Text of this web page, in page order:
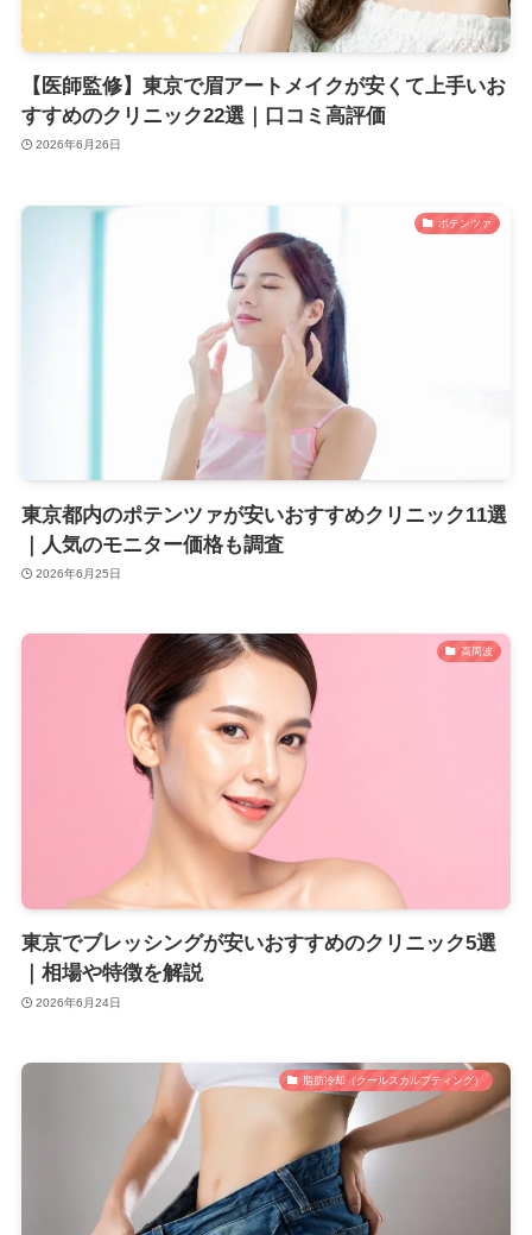
【医師監修】東京で眉アートメイクが安くて上手いお
すすめのクリニック22選｜口コミ高評価
2026年6月26日
ポテンツァ
東京都内のポテンツァが安いおすすめクリニック11選
｜人気のモニター価格も調査
2026年6月25日
高周波
東京でブレッシングが安いおすすめのクリニック5選
｜相場や特徴を解説
2026年6月24日
脂肪冷却（クールスカルプティング）